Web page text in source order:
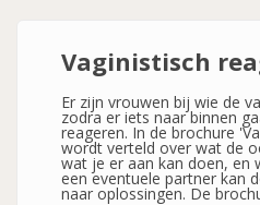
Vaginistisch
Er zijn vrouwen bij wie de
zodra er iets naar binnen
reageren. In de brochure
wordt verteld over wat de
wat je er aan kan doen, en
een eventuele partner kan
naar oplossingen. De